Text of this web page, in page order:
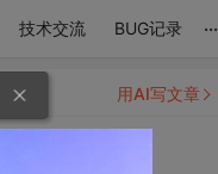
技术交流 BUG记录 ...
用AI写文章